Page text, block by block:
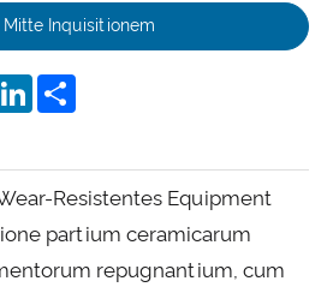
Mitte Inquisitionem
LinkedIn
Resistentes Equipment
partium ceramicarum
repugnantium, cum